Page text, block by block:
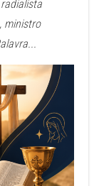
ministro